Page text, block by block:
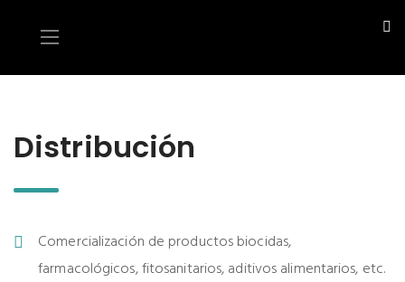
Distribución
Comercialización de productos biocidas,
farmacológicos, fitosanitarios, aditivos alimentarios, etc.